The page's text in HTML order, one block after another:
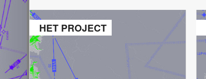
HET PROJECT